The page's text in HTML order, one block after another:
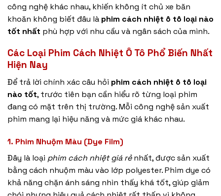
công nghệ khác nhau, khiến không ít chủ xe băn
khoăn không biết đâu là phim cách nhiệt ô tô loại nào
tốt nhất phù hợp với nhu cầu và ngân sách của mình.
Các Loại Phim Cách Nhiệt Ô Tô Phổ Biến Nhất
Hiện Nay
Để trả lời chính xác câu hỏi phim cách nhiệt ô tô loại
nào tốt, trước tiên bạn cần hiểu rõ từng loại phim
đang có mặt trên thị trường. Mỗi công nghệ sản xuất
phim mang lại hiệu năng và mức giá khác nhau.
1. Phim Nhuộm Màu (Dye Film)
Đây là loại phim cách nhiệt giá rẻnhất, được sản xuất
bằng cách nhuộm màu vào lớp polyester. Phim dye có
khả năng chặn ánh sáng nhìn thấy khá tốt, giúp giảm